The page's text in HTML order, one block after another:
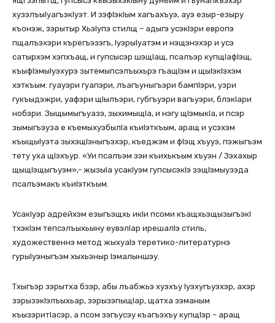
хузэлъыIуагъэкIуэт. И зэфIэкIым хагъахъуэ, ауэ езыр-езыру
къонэж, зэрытыр ХьэIупэ стилщ – адыгэ усэкIэри европэ
пщалъэхэри кърегъэзэгъ, IуэрыIуатэм и нэщэнэхэр и усэ
сатырхэм хэпхъащ, и гупсысэр шэщIащ, псалъэр купщIафIэщ,
къыфIэмыIуэхурэ зытемыпсэлъыхьрэ гъащIэм и щыIэкIэхэм
хэткъым: гуауэри гуапэри, лъагъуныгъэри бампIэри, узри
гукъыдэжри, уафэри щIылъэри, губгъуэри вагъуэри, блэкIари
нобэри. Зыщымыгъуазэ, зыхимыщIа, и нэгу щIэмыкIа, и псэр
зымыгъэуза е къемыхуэбылIа къиIэткъым, аращ и усэхэм
къыщыIуэта зыхэщIэныгъэхэр, къеджэм и фIэщ хъууэ, пэжыгъэм
тету уха щIэхъур. «Уи псалъэм зэи къихькъым хъуэн / Зэхахыр
щыщIэщыгъуэм»,- жызыIа усакIуэм гупсысэкIэ зэщIэмыузэда
псалъэмакъ къиIэткъым.
УсакIуэр адрейхэм езыгъэщхь икIи псоми къащхьэщызыгъэкI
тхэкIэм тепсэлъыхьыну еувэлIар ирешалIэ стиль,
художественнэ метод жыхуаIэ теретико-литературнэ
гурыIуэныгъэм хыхьэныр Iэмалыншэу.
Тхыгъэр зэрытха бзэр, абы лъабжьэ хуэхъу Iуэхугъуэхэр, ахэр
зэрызэкIэлъыхьар, зэрызэпыщIар, щатха зэманым
къызэритIасэр, а псом зэгъусэу къагъэхъу купщIэр – аращ